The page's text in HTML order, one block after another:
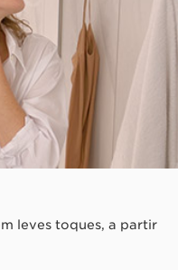
leves toques, a partir